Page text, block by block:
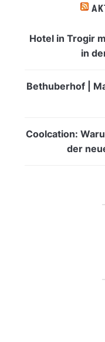
Hotel in Trogir
in
Bethuberhof |
Coolcation:
der